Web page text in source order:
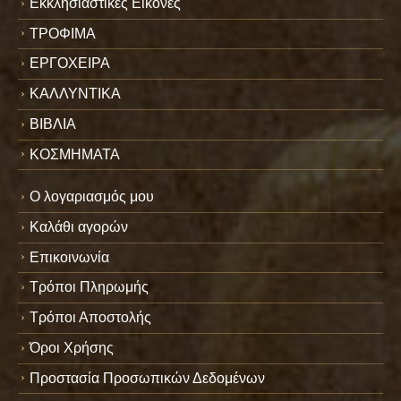
ΤΡΟΦΙΜΑ
ΕΡΓΟΧΕΙΡΑ
ΚΑΛΛΥΝΤΙΚΑ
ΒΙΒΛΙΑ
ΚΟΣΜΗΜΑΤΑ
Ο λογαριασμός μου
Καλάθι αγορών
Επικοινωνία
Τρόποι Πληρωμής
Τρόποι Αποστολής
Όροι Χρήσης
Προστασία Προσωπικών Δεδομένων